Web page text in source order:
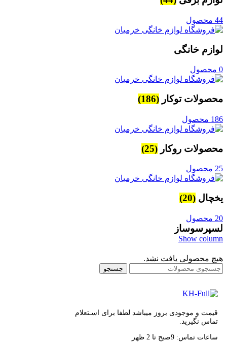
44 محصول
لوازم خانگی
0 محصول
محصولات توکار (186)
186 محصول
محصولات روکار (25)
25 محصول
یخچال (20)
20 محصول
لسپرسوساز
Show column
هیچ محصولی یافت نشد.
جستجو
قیمت و موجودی بروز میباشد لطفا برای اسـتعلام
تماس نگیرید.
ساعات تماس: 9صبح تا 2 ظهر